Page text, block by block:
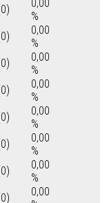
0,00
%
0,00
%
0,00
%
0,00
%
0,00
%
0,00
%
0,00
%
0,00